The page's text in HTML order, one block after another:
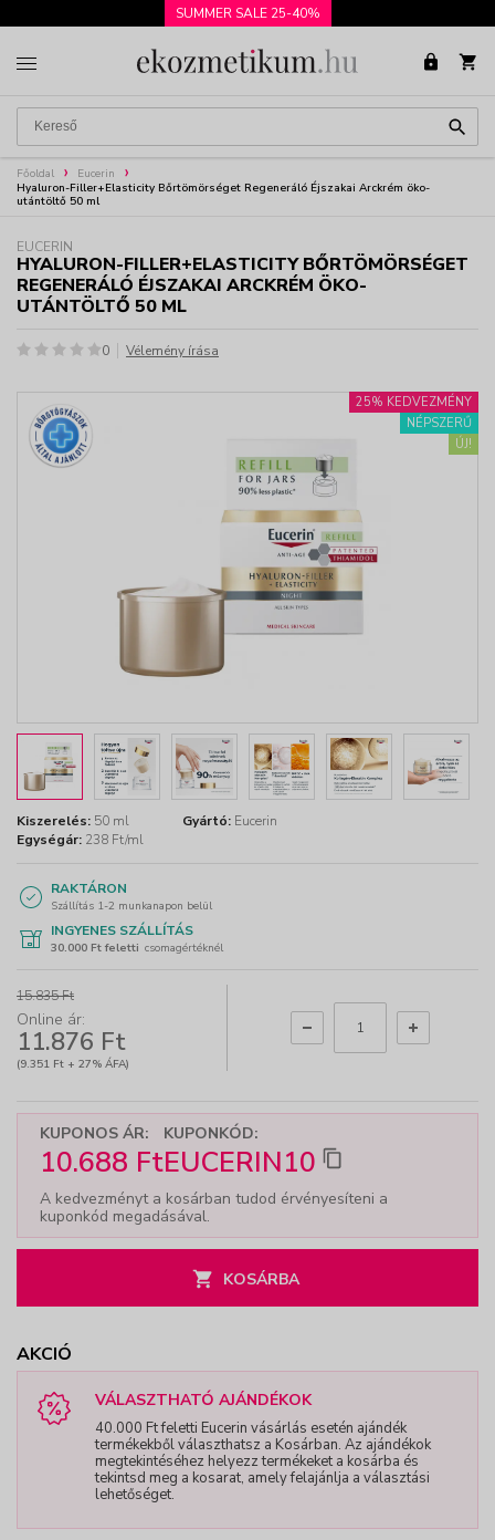
SUMMER SALE 25-40%
Főoldal
Eucerin
Hyaluron-Filler+Elasticity Bőrtömörséget Regeneráló Éjszakai Arckrém öko-
utántöltő 50 ml
EUCERIN
HYALURON-FILLER+ELASTICITY BŐRTÖMÖRSÉGET
REGENERÁLÓ ÉJSZAKAI ARCKRÉM ÖKO-
UTÁNTÖLTŐ 50 ML
0 Vélemény írása
25% KEDVEZMÉNY
NÉPSZERŰ
ÚJ!
Kiszerelés: 50 ml Gyártó: Eucerin
Egységár: 238 Ft/ml
RAKTÁRON
Szállítás 1-2 munkanapon belül
INGYENES SZÁLLÍTÁS
30.000 Ft feletti csomagértéknél
15.835 Ft
Online ár:
11.876 Ft
(9.351 Ft + 27% ÁFA)
KUPONOS ÁR:
10.688 Ft
KUPONKÓD:
EUCERIN10
A kedvezményt a kosárban tudod érvényesíteni a
kuponkód megadásával.
KOSÁRBA
AKCIÓ
VÁLASZTHATÓ AJÁNDÉKOK
40.000 Ft feletti Eucerin vásárlás esetén ajándék
termékekből választhatsz a Kosárban. Az ajándékok
megtekintéséhez helyezz termékeket a kosárba és
tekintsd meg a kosarat, amely felajánlja a választási
lehetőséget.